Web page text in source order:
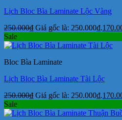
Lịch Bloc Bìa Laminate Lộc Vàng
250.000₫ Giá gốc là: 250.000₫.
Sale
Bloc Bìa Laminate
Lịch Bloc Bìa Laminate Tài Lộc
250.000₫ Giá gốc là: 250.000₫.
Sale